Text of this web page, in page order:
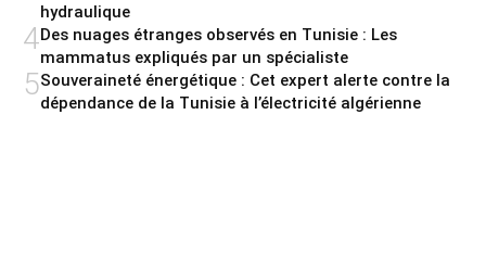
hydraulique
4Des nuages étranges observés en Tunisie : Les
mammatus expliqués par un spécialiste
5Souveraineté énergétique : Cet expert alerte contre la
dépendance de la Tunisie à l’électricité algérienne